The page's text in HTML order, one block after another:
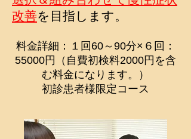
改善を目指します。
​料金詳細：１回60～90分×６回：
55000円（自費初検料2000円を含
む料金になります。）
​初診患者様限定コース